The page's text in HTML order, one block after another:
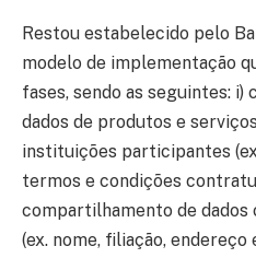
Restou estabelecido pelo
modelo de implementação
fases, sendo as seguintes:
dados de produtos e
instituições participantes
termos e condições
compartilhamento de dados
(ex. nome, filiação,